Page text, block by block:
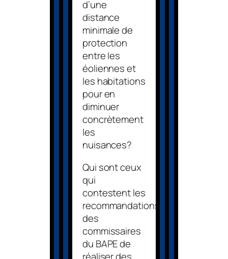
d’une
distance
minimale de
protection
entre les
éoliennes et
les habitations
pour en
diminuer
concrètement
les
nuisances?
Qui sont ceux
qui
contestent les
recommandations
des
commissaires
du BAPE de